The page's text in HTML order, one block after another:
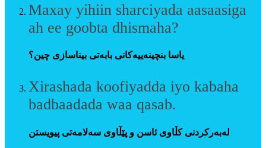
Maxay yihiin sharciyada aasaasiga
ah ee goobta dhismaha?
یاسا بنچینەییەکانی بابەتی بیناسازی چین؟
Xirashada koofiyadda iyo kabaha
badbaadada waa qasab.
لەبەرکردنی کڵاوی ئاسن و پێڵاوی سەلامەتی پیویستن